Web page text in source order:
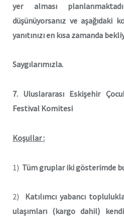
yer alması
düşünüyorsanız ve aşağıdaki
yanıtınızı en kısa zamanda
Saygılarımızla.
7. Uluslararası Eskişehir
Festival Komitesi
Koşullar :
1) Tüm gruplar iki gösterimde
2) Katılımcı yabancı
ulaşımları (kargo dahil)